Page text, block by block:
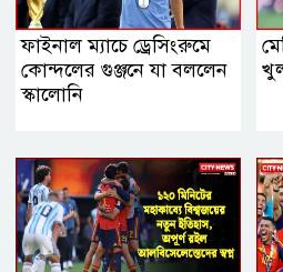
ফাইনাল ম্যাচে ড্রেসিংরুমে
কোন্দলের গুঞ্জনে যা বললেন
স্কালোনি